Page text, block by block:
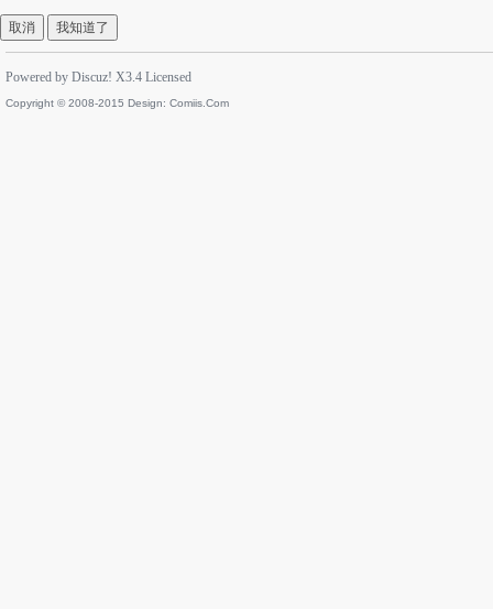
取消 我知道了
Powered by Discuz! X3.4 Licensed
Copyright © 2008-2015 Design: Comiis.Com